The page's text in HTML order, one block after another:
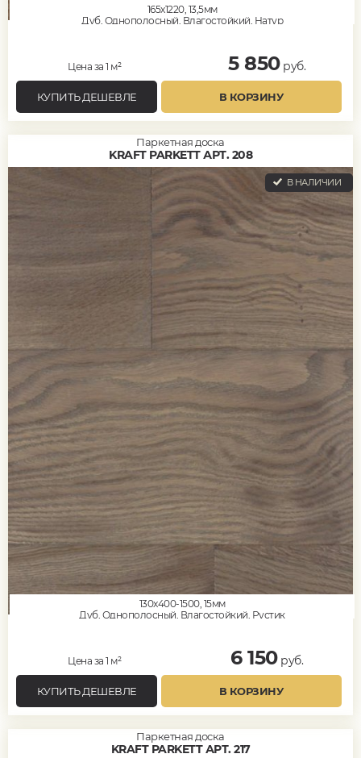
165x1220, 13,5мм
Дуб, Однополосный, Влагостойкий, Натур
Цена за 1 м² 5 850руб.
КУПИТЬ ДЕШЕВЛЕ В КОРЗИНУ
Паркетная доска
KRAFT PARKETT АРТ. 208
В НАЛИЧИИ
130x400-1500, 15мм
Дуб, Однополосный, Влагостойкий, Рустик
Цена за 1 м² 6 150руб.
КУПИТЬ ДЕШЕВЛЕ В КОРЗИНУ
Паркетная доска
KRAFT PARKETT АРТ. 217